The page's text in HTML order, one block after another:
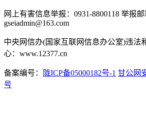
网上有害信息举报：0931-8800118 举报邮
gseiadmin@163.com
中央网信办(国家互联网信息办公室)违法
心：www.12377.cn
备案编号： 陇ICP备05000182号-1 甘公网
号